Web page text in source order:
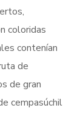
coloridas
contenían
de
de gran
cempasúchil